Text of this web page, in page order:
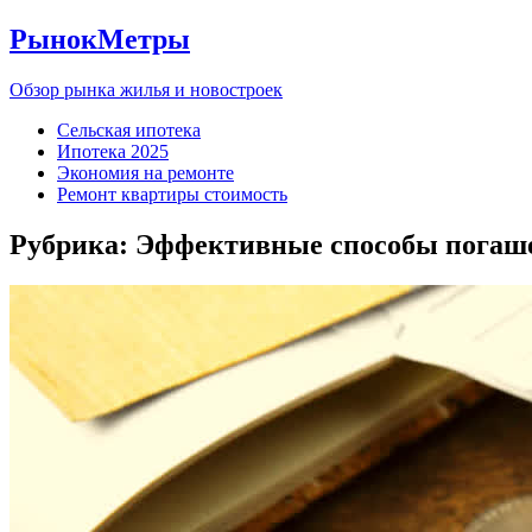
РынокМетры
Обзор рынка жилья и новостроек
Сельская ипотека
Ипотека 2025
Экономия на ремонте
Ремонт квартиры стоимость
Рубрика: Эффективные способы